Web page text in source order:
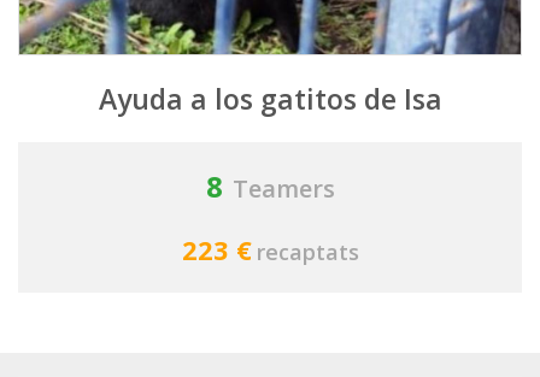
Ayuda a los gatitos de Isa
8 Teamers
223 € recaptats